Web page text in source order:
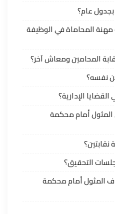
عام؟
المحاماة في الوظيفة
المحامين ومعاش آخر؟
نفسه؟
الإدارية؟
أمام محكمة
التحقيق؟
المثول أمام محكمة